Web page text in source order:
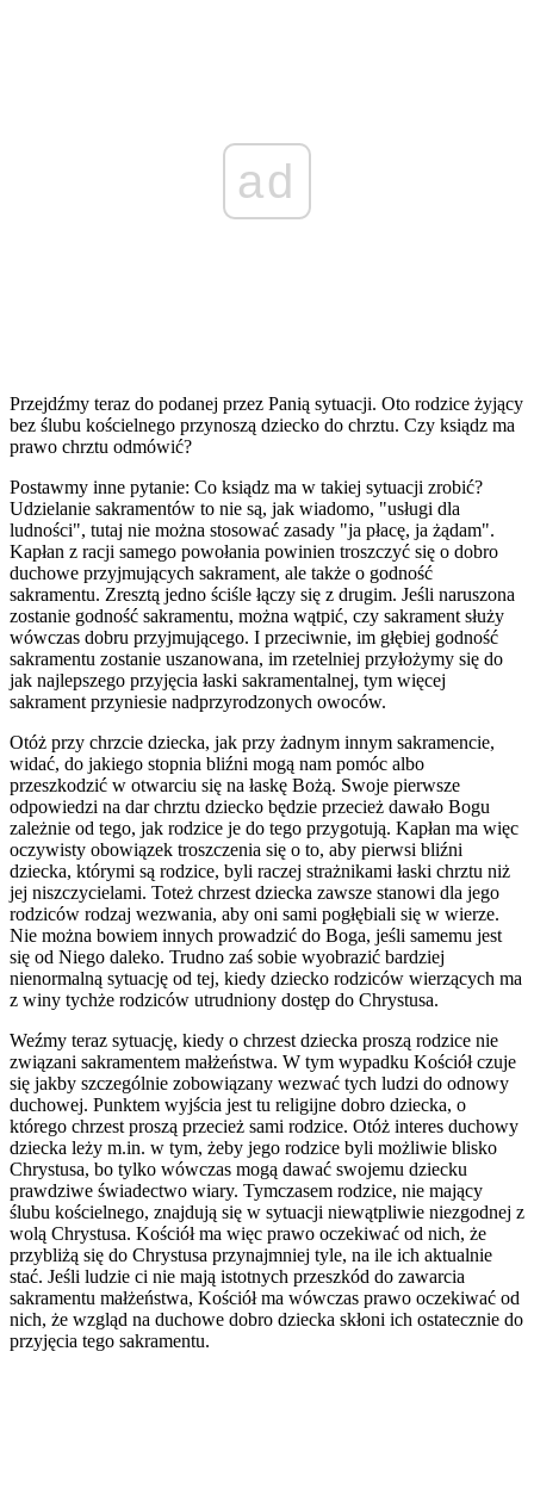
ad
Przejdźmy teraz do podanej przez Panią sytuacji. Oto rodzice żyjący
bez ślubu kościelnego przynoszą dziecko do chrztu. Czy ksiądz ma
prawo chrztu odmówić?
Postawmy inne pytanie: Co ksiądz ma w takiej sytuacji zrobić?
Udzielanie sakramentów to nie są, jak wiadomo, "usługi dla
ludności", tutaj nie można stosować zasady "ja płacę, ja żądam".
Kapłan z racji samego powołania powinien troszczyć się o dobro
duchowe przyjmujących sakrament, ale także o godność
sakramentu. Zresztą jedno ściśle łączy się z drugim. Jeśli naruszona
zostanie godność sakramentu, można wątpić, czy sakrament służy
wówczas dobru przyjmującego. I przeciwnie, im głębiej godność
sakramentu zostanie uszanowana, im rzetelniej przyłożymy się do
jak najlepszego przyjęcia łaski sakramentalnej, tym więcej
sakrament przyniesie nadprzyrodzonych owoców.
Otóż przy chrzcie dziecka, jak przy żadnym innym sakramencie,
widać, do jakiego stopnia bliźni mogą nam pomóc albo
przeszkodzić w otwarciu się na łaskę Bożą. Swoje pierwsze
odpowiedzi na dar chrztu dziecko będzie przecież dawało Bogu
zależnie od tego, jak rodzice je do tego przygotują. Kapłan ma więc
oczywisty obowiązek troszczenia się o to, aby pierwsi bliźni
dziecka, którymi są rodzice, byli raczej strażnikami łaski chrztu niż
jej niszczycielami. Toteż chrzest dziecka zawsze stanowi dla jego
rodziców rodzaj wezwania, aby oni sami pogłębiali się w wierze.
Nie można bowiem innych prowadzić do Boga, jeśli samemu jest
się od Niego daleko. Trudno zaś sobie wyobrazić bardziej
nienormalną sytuację od tej, kiedy dziecko rodziców wierzących ma
z winy tychże rodziców utrudniony dostęp do Chrystusa.
Weźmy teraz sytuację, kiedy o chrzest dziecka proszą rodzice nie
związani sakramentem małżeństwa. W tym wypadku Kościół czuje
się jakby szczególnie zobowiązany wezwać tych ludzi do odnowy
duchowej. Punktem wyjścia jest tu religijne dobro dziecka, o
którego chrzest proszą przecież sami rodzice. Otóż interes duchowy
dziecka leży m.in. w tym, żeby jego rodzice byli możliwie blisko
Chrystusa, bo tylko wówczas mogą dawać swojemu dziecku
prawdziwe świadectwo wiary. Tymczasem rodzice, nie mający
ślubu kościelnego, znajdują się w sytuacji niewątpliwie niezgodnej z
wolą Chrystusa. Kościół ma więc prawo oczekiwać od nich, że
przybliżą się do Chrystusa przynajmniej tyle, na ile ich aktualnie
stać. Jeśli ludzie ci nie mają istotnych przeszkód do zawarcia
sakramentu małżeństwa, Kościół ma wówczas prawo oczekiwać od
nich, że wzgląd na duchowe dobro dziecka skłoni ich ostatecznie do
przyjęcia tego sakramentu.